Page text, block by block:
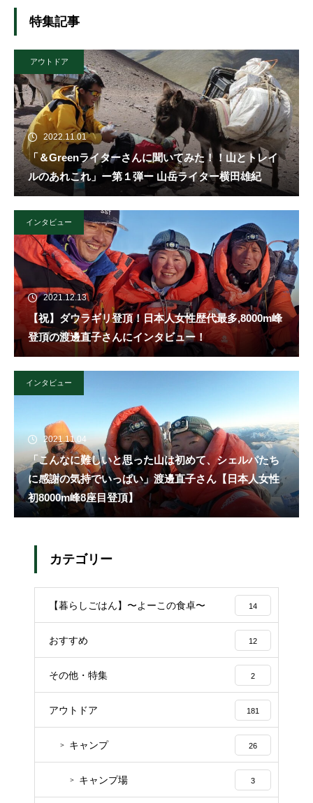
ん。
特集記事
アウトドア
2022.11.01
「＆Greenライターさんに聞いてみた！！山とトレイ
ルのあれこれ」ー第１弾ー 山岳ライター横田雄紀
インタビュー
2021.12.13
【祝】ダウラギリ登頂！日本人女性歴代最多,8000m峰
登頂の渡邊直子さんにインタビュー！
インタビュー
2021.11.04
「こんなに難しいと思った山は初めて、シェルパたち
に感謝の気持でいっぱい」渡邊直子さん【日本人女性
初8000m峰8座目登頂】
カテゴリー
【暮らしごはん】〜よーこの食卓〜 14
おすすめ 12
その他・特集 2
アウトドア 181
キャンプ 26
キャンプ場 3